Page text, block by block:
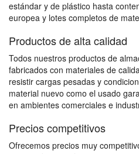
estándar y de plástico hasta
europea y lotes completos de
Productos de alta calidad
Todos nuestros productos de
fabricados con materiales de
resistir cargas pesadas y
material nuevo como el usado
en ambientes comerciales e
Precios competitivos
Ofrecemos precios muy